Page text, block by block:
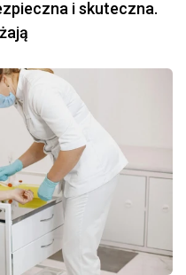
i skuteczna.